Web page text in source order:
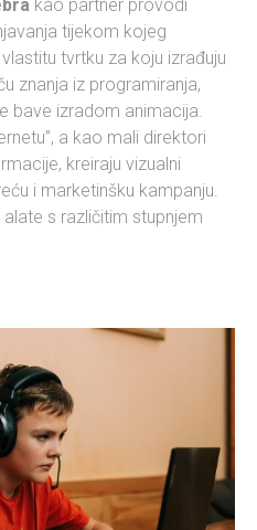
kao partner provodi
tijekom kojeg
tvrtku za koju izrađuju
znanja iz programiranja,
bave izradom animacija.
a kao mali direktori
kreiraju vizualni
i marketinšku kampanju.
s različitim stupnjem